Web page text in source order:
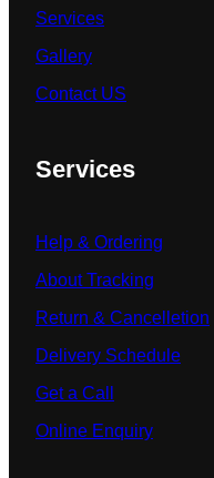
Services
Gallery
Contact US
Services
Help & Ordering
About Tracking
Return & Cancelletion
Delivery Schedule
Get a Call
Online Enquiry